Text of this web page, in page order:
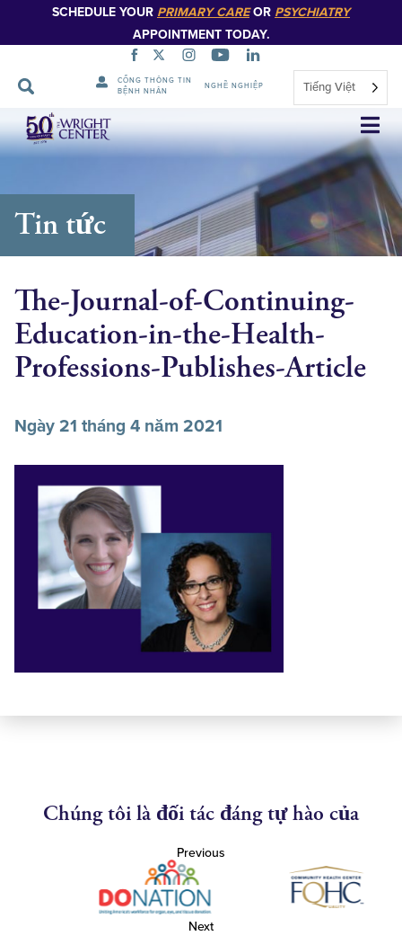
SCHEDULE YOUR PRIMARY CAREOR PSYCHIATRY
APPOINTMENT TODAY.
CỔNG THÔNG TIN
BỆNH NHÂN
NGHỀ NGHIỆP Tiếng Việt
Bỏ
qua
điều
Tin tức
The-Journal-of-Continuing-
Education-in-the-Health-
Professions-Publishes-Article
Ngày 21 tháng 4 năm 2021
Chúng tôi là đối tác đáng tự hào của
Previous
Next